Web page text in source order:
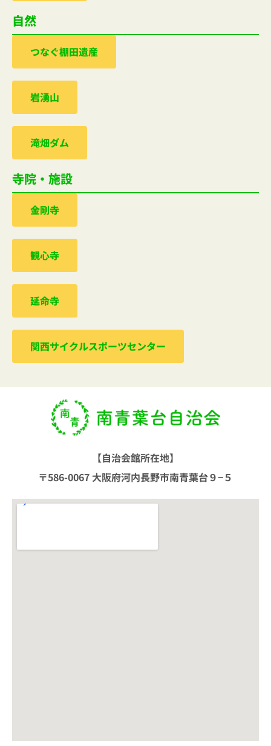
自然
つなぐ棚田遺産
岩湧山
滝畑ダム
寺院・施設
金剛寺
観心寺
延命寺
関西サイクルスポーツセンター
【自治会館所在地】
〒586-0067 大阪府河内長野市南青葉台９−５